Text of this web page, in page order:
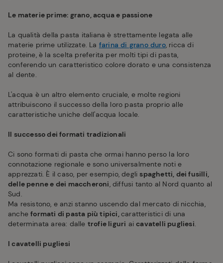
Le materie prime: grano, acqua e passione
La qualità della pasta italiana è strettamente legata alle
materie prime utilizzate. La farina di grano duro, ricca di
proteine, è la scelta preferita per molti tipi di pasta,
conferendo un caratteristico colore dorato e una consistenza
al dente.
L'acqua è un altro elemento cruciale, e molte regioni
attribuiscono il successo della loro pasta proprio alle
caratteristiche uniche dell'acqua locale.
Il successo dei formati tradizionali
Ci sono formati di pasta che ormai hanno perso la loro
connotazione regionale e sono universalmente noti e
apprezzati. È il caso, per esempio, degli spaghetti, dei fusilli,
delle penne e dei maccheroni , diffusi tanto al Nord quanto al
Sud.
Ma resistono, e anzi stanno uscendo dal mercato di nicchia,
ancheformati di pasta più tipici,caratteristici di una
determinata area: dalle trofie liguri aicavatelli pugliesi
I cavatelli pugliesi